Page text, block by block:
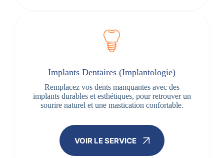
Implants Dentaires (Implantologie)
Remplacez vos dents manquantes avec des
implants durables et esthétiques, pour retrouver un
sourire naturel et une mastication confortable.
VOIR LE SERVICE